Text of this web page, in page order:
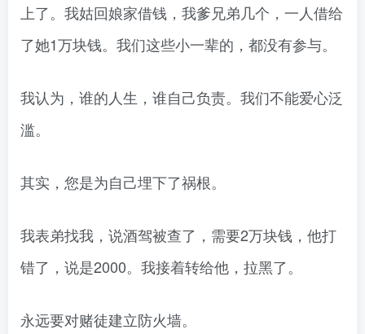
上了。我姑回娘家借钱，我爹兄弟几个，一人借给
了她1万块钱。我们这些小一辈的，都没有参与。
我认为，谁的人生，谁自己负责。我们不能爱心泛
滥。
其实，您是为自己埋下了祸根。
我表弟找我，说酒驾被查了，需要2万块钱，他打
错了，说是2000。我接着转给他，拉黑了。
永远要对赌徒建立防火墙。